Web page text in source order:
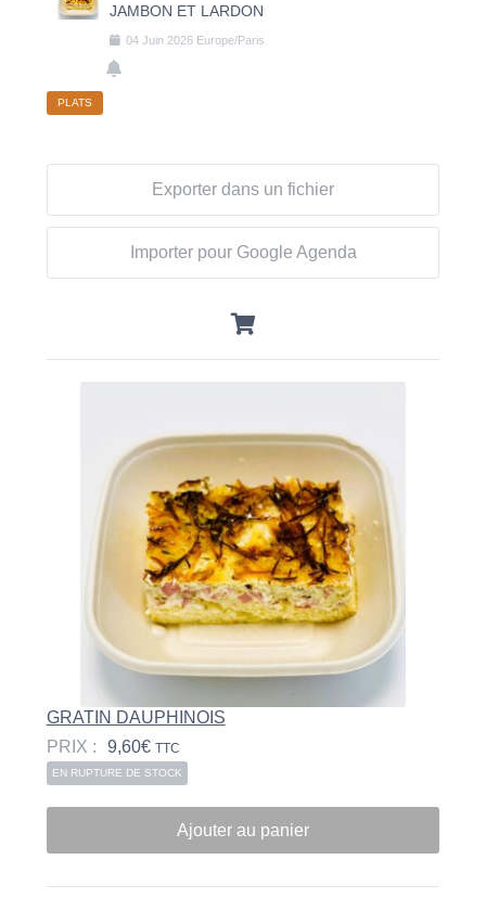
JAMBON ET LARDON
04 Juin 2026 Europe/Paris
PLATS
Exporter dans un fichier
Importer pour Google Agenda
GRATIN DAUPHINOIS
PRIX :
9,60€ TTC
EN RUPTURE DE STOCK
Ajouter au panier